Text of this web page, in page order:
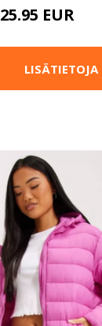
25.95 EUR
LISÄTIETOJA